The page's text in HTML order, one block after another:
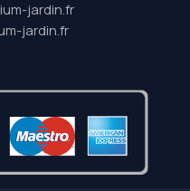
jardin.fr
jardin.fr